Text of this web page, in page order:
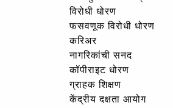
विरोधी धोरण
फसवणूक विरोधी धोरण
करिअर
नागरिकांची सनद
कॉपीराइट धोरण
ग्राहक शिक्षण
केंद्रीय दक्षता आयोग